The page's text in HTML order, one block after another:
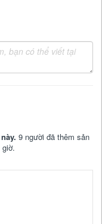
9 người đã thêm sản